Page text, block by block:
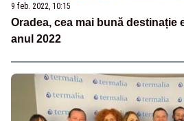
9 feb. 2022, 10:15
Oradea, cea mai bună destinație
anul 2022